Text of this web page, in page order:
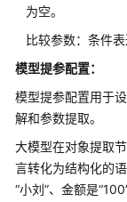
模
型
智
能
体
观
为空。
比较参数：条件表
模型提参配置：
模型提参配置用于
解和参数提取。
大模型在对象提取
言转化为结构化的
“小刘”、金额是